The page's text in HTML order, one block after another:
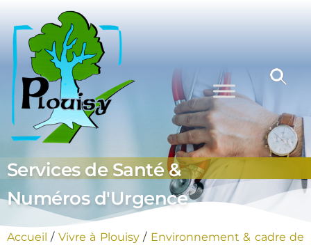
Commune
de Plouisy
Guingamp
Services de Santé &
Numéros d'Urgence
Accueil / Vivre à Plouisy/ Environnement & cadre de